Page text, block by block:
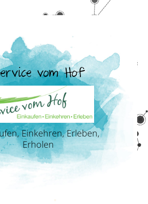
vom Hof
Einkehren, Erleben,
Erholen